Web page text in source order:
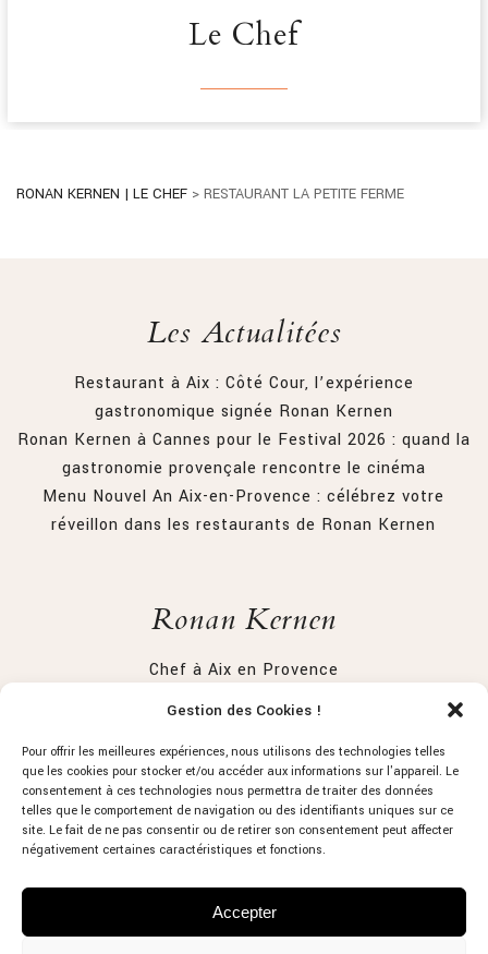
Gestion des Cookies !
Pour offrir les meilleures expériences, nous utilisons des technologies telles
que les cookies pour stocker et/ou accéder aux informations sur l'appareil. Le
consentement à ces technologies nous permettra de traiter des données
telles que le comportement de navigation ou des identifiants uniques sur ce
site. Le fait de ne pas consentir ou de retirer son consentement peut affecter
négativement certaines caractéristiques et fonctions.
Accepter
Le Chef
RONAN KERNEN | LE CHEF > RESTAURANT LA PETITE FERME
Les Actualitées
Restaurant à Aix : Côté Cour, l’expérience
gastronomique signée Ronan Kernen
Ronan Kernen à Cannes pour le Festival 2026 : quand la
gastronomie provençale rencontre le cinéma
Menu Nouvel An Aix-en-Provence : célébrez votre
réveillon dans les restaurants de Ronan Kernen
Ronan Kernen
Chef à Aix en Provence
Restaurant Gastronimique Aix-en-Provence : Côté Cour
Réseaux Sociaux